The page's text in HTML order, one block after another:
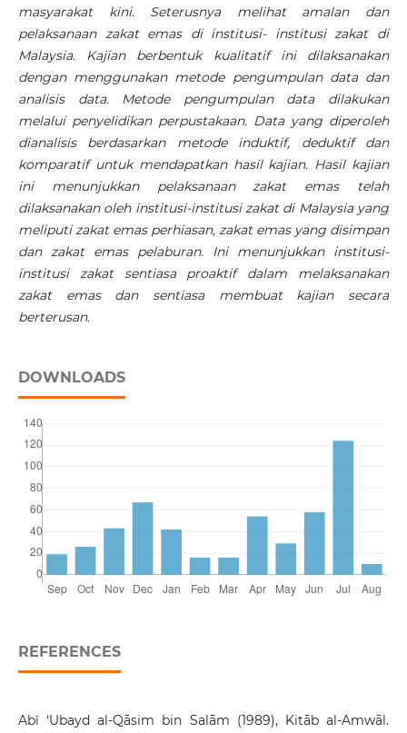
masyarakat kini. Seterusnya melihat amalan dan
pelaksanaan zakat emas di institusi- institusi zakat di
Malaysia. Kajian berbentuk kualitatif ini dilaksanakan
dengan menggunakan metode pengumpulan data dan
analisis data. Metode pengumpulan data dilakukan
melalui penyelidikan perpustakaan. Data yang diperoleh
dianalisis berdasarkan metode induktif, deduktif dan
komparatif untuk mendapatkan hasil kajian. Hasil kajian
ini menunjukkan pelaksanaan zakat emas telah
dilaksanakan oleh institusi-institusi zakat di Malaysia yang
meliputi zakat emas perhiasan, zakat emas yang disimpan
dan zakat emas pelaburan. Ini menunjukkan institusi-
institusi zakat sentiasa proaktif dalam melaksanakan
zakat emas dan sentiasa membuat kajian secara
berterusan.
DOWNLOADS
REFERENCES
Abī ‘Ubayd al-Qāsim bin Salām (1989), Kitāb al-Amwāl.